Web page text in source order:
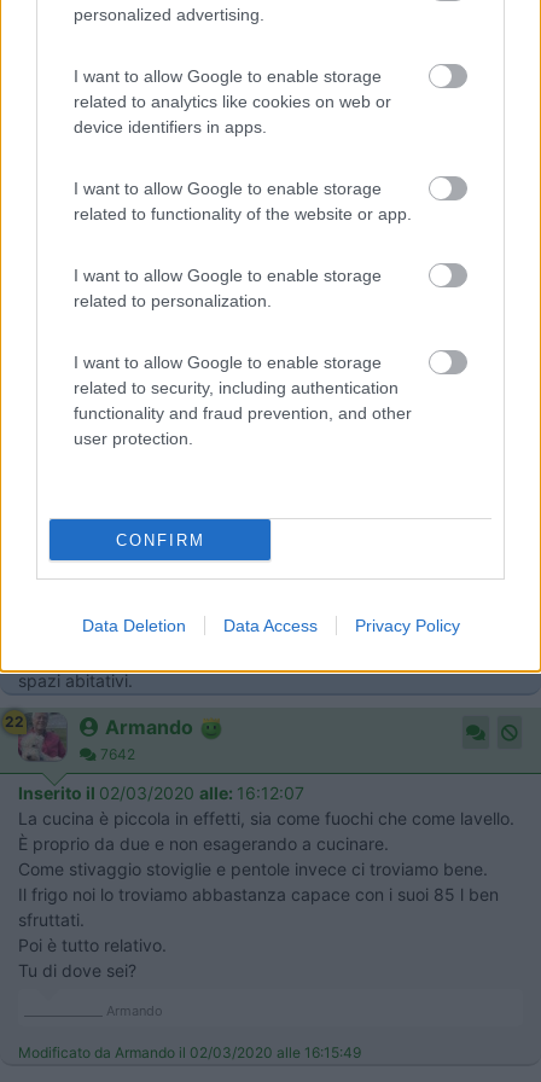
personalized advertising.
I want to allow Google to enable storage
related to analytics like cookies on web or
device identifiers in apps.
I want to allow Google to enable storage
related to functionality of the website or app.
I want to allow Google to enable storage
related to personalization.
I want to allow Google to enable storage
related to security, including authentication
functionality and fraud prevention, and other
user protection.
CONFIRM
Data Deletion Data Access Privacy Policy
____________________________________
dunaman
Inserito il02/03/2020 alle:15:23:34
In risposta al messaggio di Armandodel 02/03/2020
Noi ci troviamo molto bene anche come stivaggio. In passato abbiamo
Mi dicono (mia moglie...) che come cucina, con quei due fuochi,
un frigorifero così, e uno stivaggio ridotto per le stoviglie, è
questo può essere davvero una grossa limitazione, anche per il
spazi abitativi.
22 Armando
7642
Inserito il 02/03/2020 alle: 16:12:07
La cucina è piccola in effetti, sia come fuochi che come lavello.
È proprio da due e non esagerando a cucinare.
Come stivaggio stoviglie e pentole invece ci troviamo bene.
Il frigo noi lo troviamo abbastanza capace con i suoi 85 l ben
sfruttati.
Poi è tutto relativo.
Tu di dove sei?
_____________ Armando
Modificato da Armando il 02/03/2020 alle 16:15:49